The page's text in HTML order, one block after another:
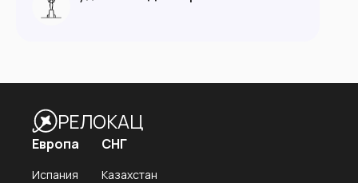
РЕЛОКАЦ
Европа
Испания
СНГ
Казахстан